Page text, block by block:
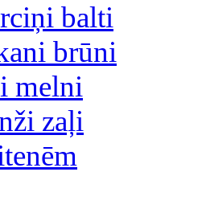
balti
brūni
melni
zaļi